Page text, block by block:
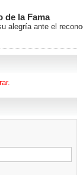
de la Fama
alegría ante el